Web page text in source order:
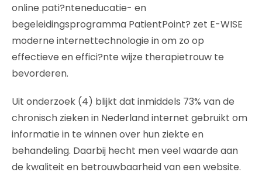
online pati?nteneducatie- en
begeleidingsprogramma PatientPoint? zet E-WISE
moderne internettechnologie in om zo op
effectieve en effici?nte wijze therapietrouw te
bevorderen.
Uit onderzoek (4) blijkt dat inmiddels 73% van de
chronisch zieken in Nederland internet gebruikt om
informatie in te winnen over hun ziekte en
behandeling. Daarbij hecht men veel waarde aan
de kwaliteit en betrouwbaarheid van een website.